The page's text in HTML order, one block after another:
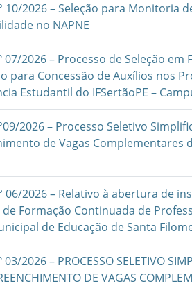
10/2026 – Seleção para Monitoria
no NAPNE
07/2026 – Processo de Seleção em
para Concessão de Auxílios nos
Estudantil do IFSertãoPE –
2026 – Processo Seletivo
de Vagas Complementares
06/2026 – Relativo à abertura de
de Formação Continuada de
de Educação de Santa
2026 – PROCESSO SELETIVO
DE VAGAS